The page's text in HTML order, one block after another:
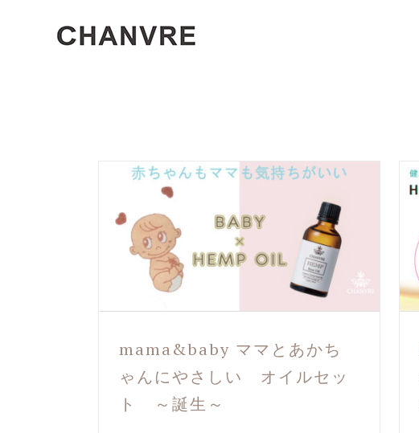
mama&baby ママとあかち
ゃんにやさしい オイルセッ
ト ～誕生～